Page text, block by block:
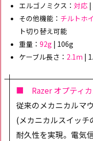
エルゴノミクス： 対応 |
その他機能： チルトホ
ト切り替え可能
重量： 92g | 106g
ケーブル長さ： 2.1m |
■ Razer オプティカ
従来のメカニカルマ
(メカニカルスイッ
耐久性を実現。電気